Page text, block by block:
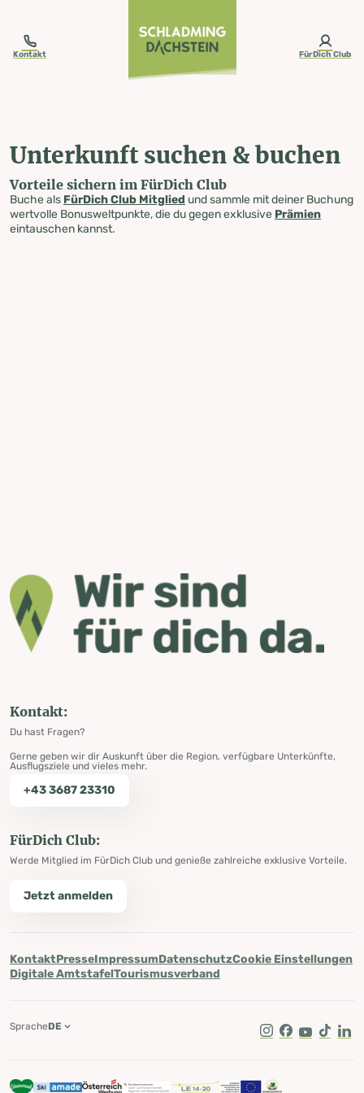
Kontakt FürDich Club
Unterkunft suchen & buchen
Vorteile sichern im FürDich Club
Buche als FürDich Club Mitglied und sammle mit deiner Buchung
wertvolle Bonusweltpunkte, die du gegen exklusive Prämien
eintauschen kannst.
Kontakt:
Du hast Fragen?
Gerne geben wir dir Auskunft über die Region, verfügbare Unterkünfte,
Ausflugsziele und vieles mehr.
+43 3687 23310
FürDich Club:
Werde Mitglied im FürDich Club und genieße zahlreiche exklusive Vorteile.
Jetzt anmelden
KontaktPresseImpressumDatenschutzCookie Einstellungen
Digitale AmtstafelTourismusverband
Instagram
Facebook
Youtube
Tik Tok
SpracheDE